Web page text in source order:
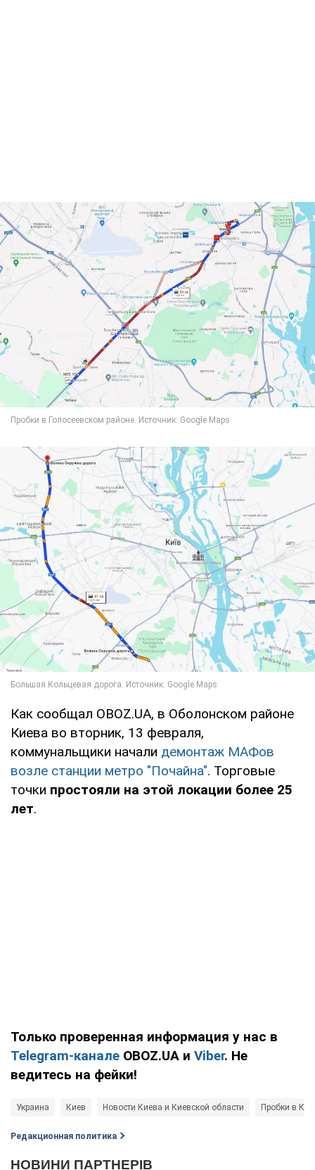
Как сообщал OBOZ.UA, в Оболонском районе
Киева во вторник, 13 февраля,
коммунальщики начали демонтаж МАФов
возле станции метро "Почайна". Торговые
точки простояли на этой локации более 25
лет.
Только проверенная информация у нас в
Telegram-канале OBOZ.UA и Viber. Не
ведитесь на фейки!
Украина Киев Новости Киева и Киевской области Пробки в
Редакционная политика